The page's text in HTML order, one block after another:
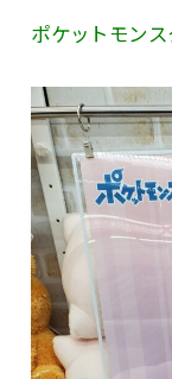
ポケットモン